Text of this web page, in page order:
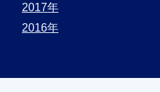
2017年
2016年